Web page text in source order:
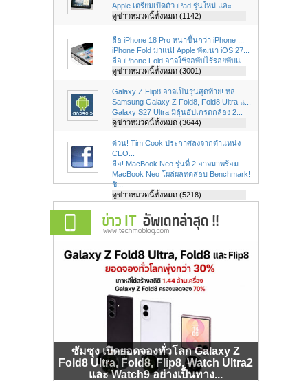
Apple เตรียมเปิดตัว iPad รุ่นใหม่ และ...
ดูข่าวหมวดนี้ทั้งหมด (1142)
ลือ iPhone 18 Pro หนาขึ้นกว่า iPhone ...
iPhone Fold มาแน่! Apple พัฒนา iOS 27...
ลือ iPhone Fold อาจใช้จอพับไร้รอยพับแ...
ดูข่าวหมวดนี้ทั้งหมด (3001)
Galaxy Z Flip8 อาจเป็นรุ่นสุดท้าย! หล...
Samsung Galaxy Z Fold8, Fold8 Ultra แ...
Galaxy S27 Ultra มีลุ้นอัปเกรดกล้อง 2...
ดูข่าวหมวดนี้ทั้งหมด (3644)
ด่วน! Tim Cook ประกาศลงจากตำแหน่ง
CEO...
ลือ! MacBook Neo รุ่นที่ 2 อาจมาพร้อม...
MacBook Neo โผล่ผลทดสอบ Benchmark!
ชิ...
ดูข่าวหมวดนี้ทั้งหมด (5218)
ซัมซุง เปิดยอดจองทั่วโลก Galaxy Z
Fold8 Ultra, Fold8, Flip8, Watch Ultra2
และ Watch9 อย่างเป็นทาง...